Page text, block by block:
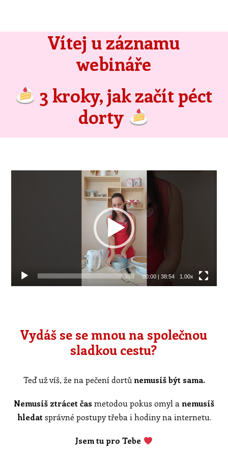
Vítej u záznamu
webináře
3 kroky, jak začít péct
dorty
00:00| 38:54 1.00x
Vydáš se se mnou na společnou
sladkou cestu?
Teď už víš, že na pečení dortů nemusíš být sama.
Nemusíš ztrácet časmetodou pokus omyl a nemusíš
hledatsprávné postupy třeba i hodiny na internetu.
Jsem tu pro Tebe